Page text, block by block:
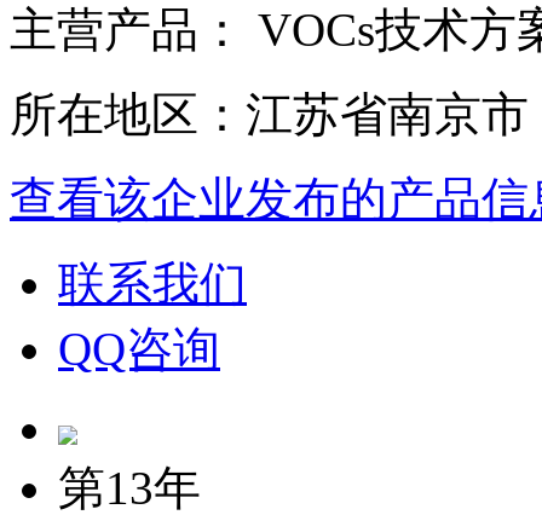
主营产品： VOCs技术方
所在地区：江苏省南京市
查看该企业发布的产品信
联系我们
QQ咨询
第13年